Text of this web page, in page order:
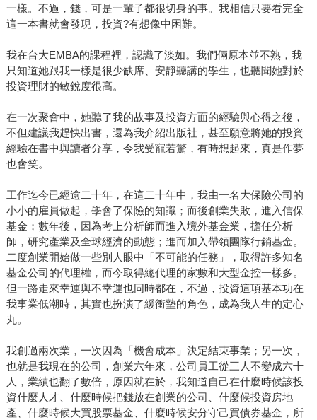
一樣。不過，錢，可是一輩子都很切身的事。我相信只要看完全
這一本書就會發現，投資?有想像中困難。
我在台大EMBA的課程裡，認識了淡如。我們倆原本並不熟，我
只知道她跟我一樣是很少缺席、安靜聽講的學生，也聽聞她對於
投資理財的敏銳度很高。
在一次聚會中，她聽了我的故事及投資方面的經驗與心得之後，
不但建議我趕快出書，還為我介紹出版社，甚至願意將她的投資
經驗在書中與讀者分享，令我受寵若驚，有時想起來，真是作夢
也會笑。
工作迄今已經逾二十年，在這二十年中，我由一名大保險公司的
小小的雇員做起，學會了保險的知識；而後創業失敗，進入信保
基金；數年後，因為考上分析師而進入境外基金業，擔任分析
師，研究產業及全球經濟的動態；進而加入帶領團隊行銷基金。
二度創業開始做一些別人眼中「不可能的任務」，取得許多知名
基金公司的代理權，而今取得總代理的家數和大型金控一樣多。
但一路走來幸運與不幸運也同時都在，不過，投資這項基本功在
我事業低潮時，其實也扮演了緩衝墊的角色，成為我人生的定心
丸。
我創過兩次業，一次因為「機會成本」決定結束事業；另一次，
也就是我現在的公司，創業六年來，公司員工從三人不變成六十
人，業績也翻了數倍，原因就在於，我知道自己在什麼時候該投
資什麼人才、什麼時候把錢放在創業的公司、什麼候投資房地
產、什麼時候大買股票基金、什麼時候安分守己買債券基金，所